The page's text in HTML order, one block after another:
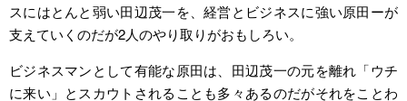
スにはとんと弱い田辺茂一を、経営とビジネスに強い原田ーが
支えていくのだが2人のやり取りがおもしろい。
ビジネスマンとして有能な原田は、田辺茂一の元を離れ「ウチ
に来い」とスカウトされることも多々あるのだがそれをことわ